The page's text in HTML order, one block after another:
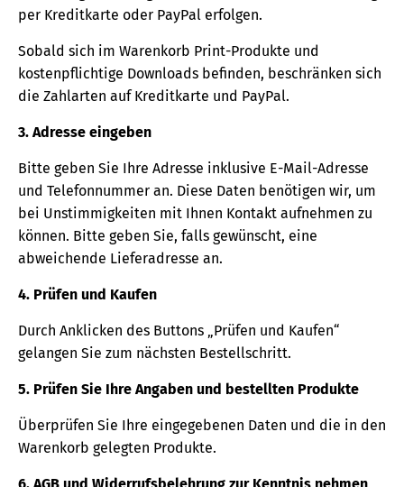
per Kreditkarte oder PayPal erfolgen.
Sobald sich im Warenkorb Print-Produkte und
kostenpflichtige Downloads befinden, beschränken sich
die Zahlarten auf Kreditkarte und PayPal.
3. Adresse eingeben
Bitte geben Sie Ihre Adresse inklusive E-Mail-Adresse
und Telefonnummer an. Diese Daten benötigen wir, um
bei Unstimmigkeiten mit Ihnen Kontakt aufnehmen zu
können. Bitte geben Sie, falls gewünscht, eine
abweichende Lieferadresse an.
4. Prüfen und Kaufen
Durch Anklicken des Buttons „Prüfen und Kaufen“
gelangen Sie zum nächsten Bestellschritt.
5. Prüfen Sie Ihre Angaben und bestellten Produkte
Überprüfen Sie Ihre eingegebenen Daten und die in den
Warenkorb gelegten Produkte.